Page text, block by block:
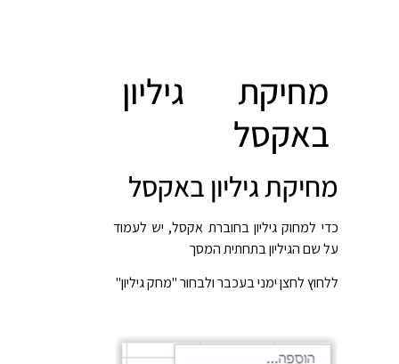
מחיקת גיליון
באקסל
מחיקת גיליון באקסל
כדי למחוק גיליון בחוברת אקסל, יש לעמוד
על שם הגיליון בתחתית המסך
ללחוץ לחצן ימני בעכבר ולבחור "מחק גיליון"